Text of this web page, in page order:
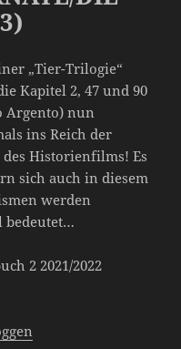
„Tier-Trilogie“
Kapitel 2, 47 und 90
Argento) nun
ins Reich der
Historienfilms! Es
sich auch in diesem
werden
bedeutet…
2 2021/2022